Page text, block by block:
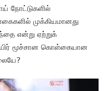
நோட்டுகளில்
முக்கியமானது
என்று ஏற்றுக்
மூச்சான கொள்கையான